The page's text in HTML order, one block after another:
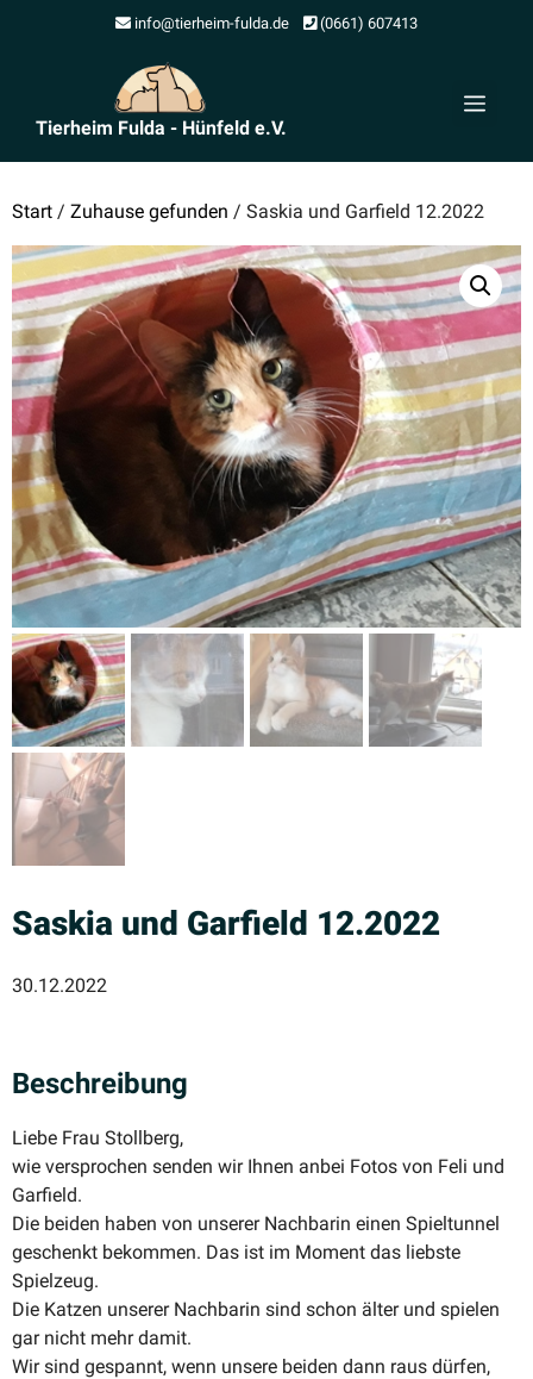
info@tierheim-fulda.de (0661) 607413
Tierheim Fulda - Hünfeld e.V.
Start / Zuhause gefunden / Saskia und Garfield 12.2022
Saskia und Garfield 12.2022
30.12.2022
Beschreibung
Liebe Frau Stollberg,
wie versprochen senden wir Ihnen anbei Fotos von Feli und
Garfield.
Die beiden haben von unserer Nachbarin einen Spiel­tunnel
geschenkt bekommen. Das ist im Moment das liebste
Spielzeug.
Die Katzen unserer Nachbarin sind schon älter und spielen
gar nicht mehr damit.
Wir sind gespannt, wenn unsere beiden dann raus dürfen,